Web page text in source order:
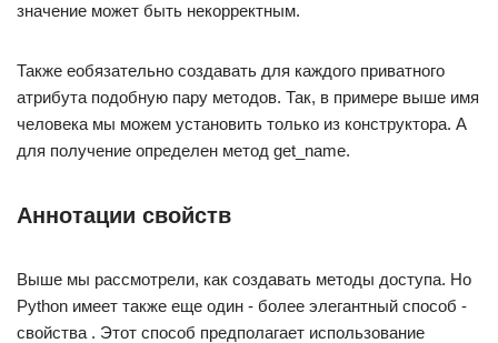
значение может быть некорректным.
Также еобязательно создавать для каждого приватного
атрибута подобную пару методов. Так, в примере выше имя
человека мы можем установить только из конструктора. А
для получение определен метод get_name.
Аннотации свойств
Выше мы рассмотрели, как создавать методы доступа. Но
Python имеет также еще один - более элегантный способ -
свойства . Этот способ предполагает использование